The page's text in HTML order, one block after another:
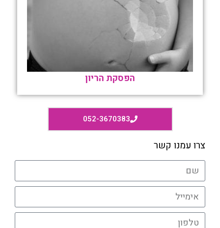
052-3670383
צרו עמנו קשר
הפסקת הריון